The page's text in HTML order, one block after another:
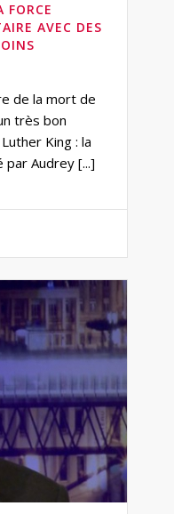
AVEC DES
de la mort de
très bon
King : la
par Audrey [...]